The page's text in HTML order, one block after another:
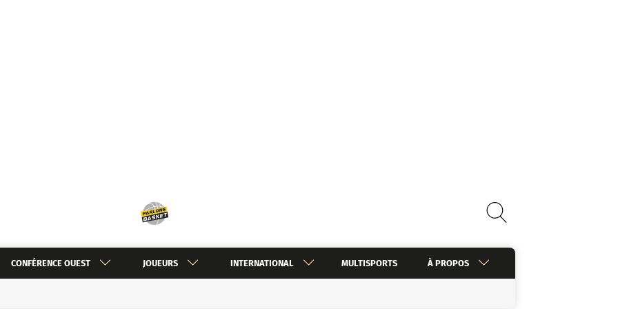
CONFÉRENCE OUEST JOUEURS INTERNATIONAL MULTISPORTS À PROPOS